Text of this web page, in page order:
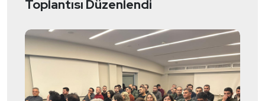
Toplantısı Düzenlendi